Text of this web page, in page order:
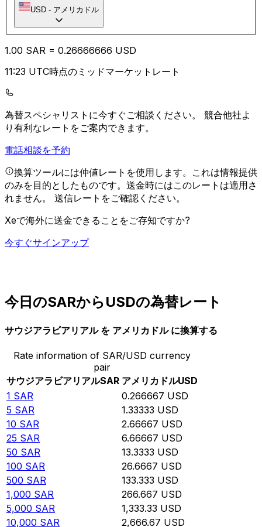
USD - アメリカドル
1.00 SAR = 0.26666666 USD
11:23 UTC時点のミッドマーケットレート
為替スペシャリストに今すぐご相談ください。 競合他社よ
り有利なレートをご案内できます。
電話相談を予約
換算ツールには仲値レートを使用します。これは情報提供
のみを目的としたものです。送金時にはこのレートは適用さ
れません。 送信レートをご確認ください。
Xeで海外に送金できることをご存知ですか?
今すぐサインアップ
今日のSARからUSDの為替レート
サウジアラビアリアル を アメリカドル に換算する
Rate information of SAR/USD currency
pair
サウジアラビアリアルSAR アメリカドルUSD
1 SAR 0.266667 USD
5 SAR 1.33333 USD
10 SAR 2.66667 USD
25 SAR 6.66667 USD
50 SAR 13.3333 USD
100 SAR 26.6667 USD
500 SAR 133.333 USD
1,000 SAR 266.667 USD
5,000 SAR 1,333.33 USD
10,000 SAR 2,666.67 USD